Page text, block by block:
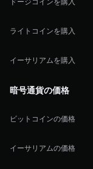
ライトコインを購入
イーサリアムを購入
暗号通貨の価格
ビットコインの価格
イーサリアムの価格